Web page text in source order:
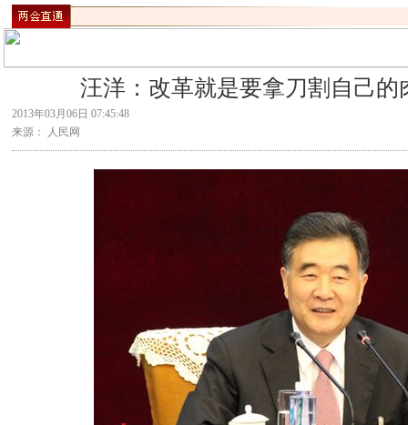
汪洋：改革就是要拿刀割自己的
2013年03月06日 07:45:48
来源： 人民网